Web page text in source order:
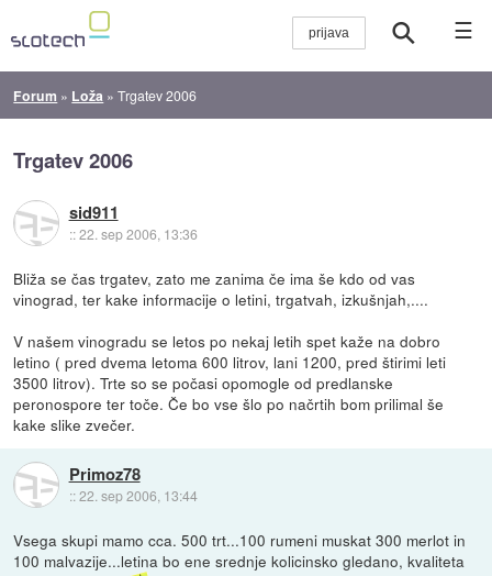
☰
Forum » Loža »Trgatev 2006
Trgatev 2006
sid911
::22. sep 2006, 13:36
Bliža se čas trgatev, zato me zanima če ima še kdo od vas
vinograd, ter kake informacije o letini, trgatvah, izkušnjah,....
V našem vinogradu se letos po nekaj letih spet kaže na dobro
letino ( pred dvema letoma 600 litrov, lani 1200, pred štirimi leti
3500 litrov). Trte so se počasi opomogle od predlanske
peronospore ter toče. Če bo vse šlo po načrtih bom prilimal še
kake slike zvečer.
Primoz78
::22. sep 2006, 13:44
Vsega skupi mamo cca. 500 trt...100 rumeni muskat 300 merlot in
100 malvazije...letina bo ene srednje kolicinsko gledano, kvaliteta